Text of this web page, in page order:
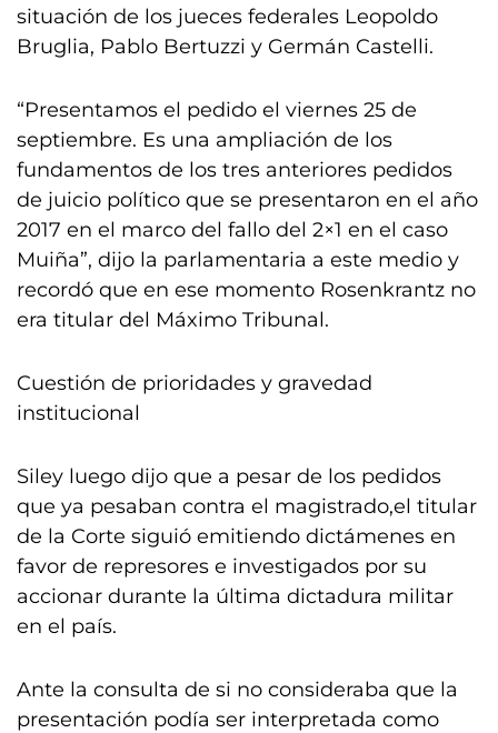
situación de los jueces federales Leopoldo
Bruglia, Pablo Bertuzzi y Germán Castelli.
“Presentamos el pedido el viernes 25 de
septiembre. Es una ampliación de los
fundamentos de los tres anteriores pedidos
de juicio político que se presentaron en el año
2017 en el marco del fallo del 2×1 en el caso
Muiña”, dijo la parlamentaria a este medio y
recordó que en ese momento Rosenkrantz no
era titular del Máximo Tribunal.
Cuestión de prioridades y gravedad
institucional
Siley luego dijo que a pesar de los pedidos
que ya pesaban contra el magistrado,el titular
de la Corte siguió emitiendo dictámenes en
favor de represores e investigados por su
accionar durante la última dictadura militar
en el país.
Ante la consulta de si no consideraba que la
presentación podía ser interpretada como